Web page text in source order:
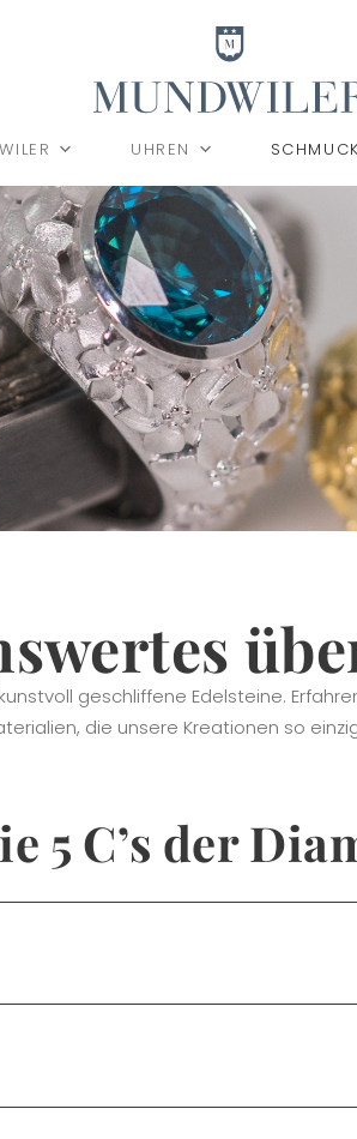
UHREN SCHMUCK
geschliffene Edelsteine.
die unsere Kreationen so
5 C’s der